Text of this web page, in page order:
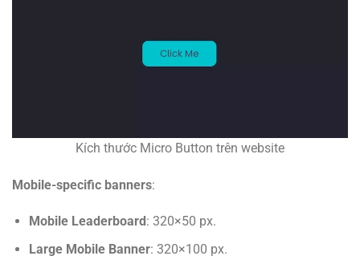
Kích thước Micro Button trên website
Mobile-specific banners:
Mobile Leaderboard : 320×50 px.
Large Mobile Banner: 320×100 px.